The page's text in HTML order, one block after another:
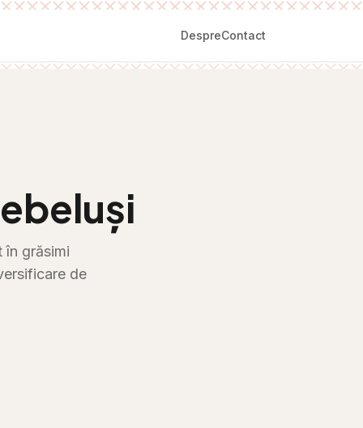
DespreContact
în grăsimi
de